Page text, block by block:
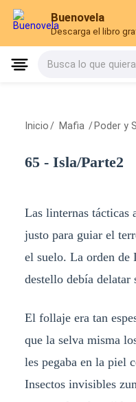
Buenovela
Descarga el libro
Busca lo que
Inicio / Mafia / Poder y
65 - Isla/Parte2
Las linternas tácticas
justo para guiar el
el suelo. La orden de
destello debía delatar
El follaje era tan
que la selva misma
les pegaba en la piel
Insectos invisibles